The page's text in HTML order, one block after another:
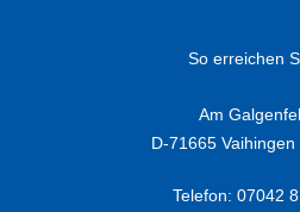
So erreichen
Am
D-71665
Telefon: 07042